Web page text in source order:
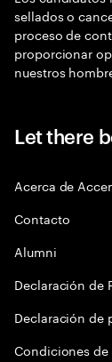
sellados o
proceso de
proporcionar
nuestros
Let there
Acerca de
Contacto
Alumni
Declaración de
Declaración de
Condiciones de